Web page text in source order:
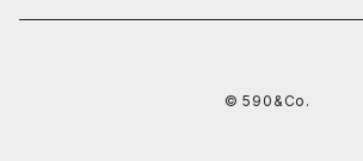
© 590&Co.